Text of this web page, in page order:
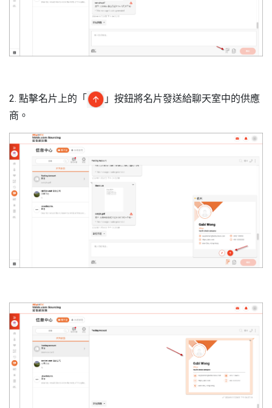
2. 點擊名片上的「
」按鈕將名片發送給聊天室中的供應
商。